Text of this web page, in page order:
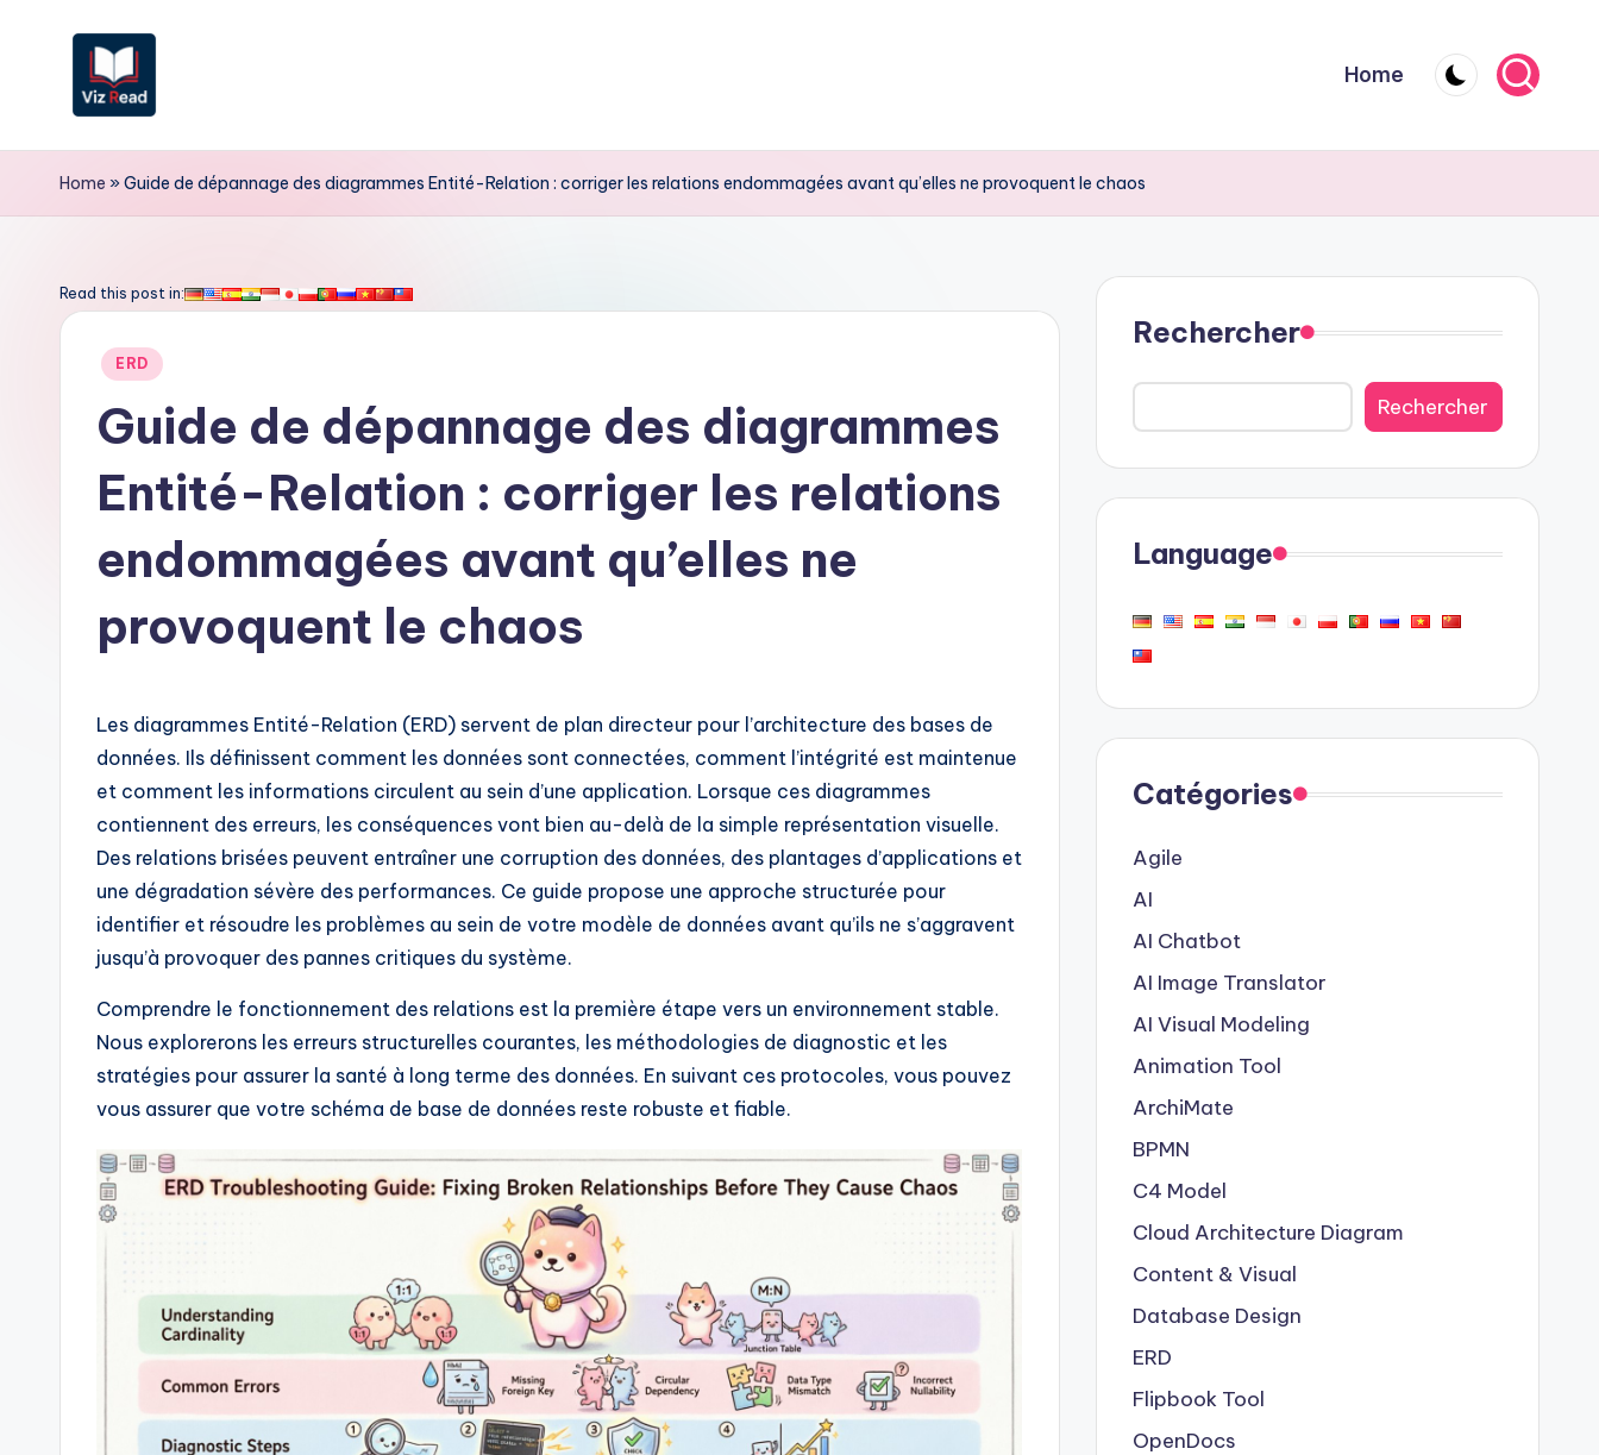
V
iz
e
A
ft
w
Home
Home »Guide de dépannage des diagrammes Entité-Relation : corriger les relations endommagées avant qu’elles ne provoquent le chaos
Read this post in:
Posted
ERD
Guide de dépannage des diagrammes
Entité-Relation : corriger les relations
endommagées avant qu’elles ne
provoquent le chaos
Les diagrammes Entité-Relation (ERD) servent de plan directeur pour l’architecture des bases de
données. Ils définissent comment les données sont connectées, comment l’intégrité est maintenue
et comment les informations circulent au sein d’une application. Lorsque ces diagrammes
contiennent des erreurs, les conséquences vont bien au-delà de la simple représentation visuelle.
Des relations brisées peuvent entraîner une corruption des données, des plantages d’applications et
une dégradation sévère des performances. Ce guide propose une approche structurée pour
identifier et résoudre les problèmes au sein de votre modèle de données avant qu’ils ne s’aggravent
jusqu’à provoquer des pannes critiques du système.
Comprendre le fonctionnement des relations est la première étape vers un environnement stable.
Nous explorerons les erreurs structurelles courantes, les méthodologies de diagnostic et les
stratégies pour assurer la santé à long terme des données. En suivant ces protocoles, vous pouvez
vous assurer que votre schéma de base de données reste robuste et fiable.
Rechercher
Rechercher
Language
Catégories
Agile
AI
AI Chatbot
AI Image Translator
AI Visual Modeling
Animation Tool
ArchiMate
BPMN
C4 Model
Cloud Architecture Diagram
Content & Visual
Database Design
ERD
Flipbook Tool
OpenDocs